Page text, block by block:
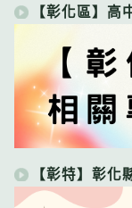
【彰化區】
【彰特】彰